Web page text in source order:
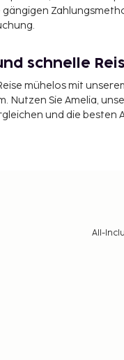
schnelle
mühelos mit
Nutzen Sie Amelia,
und die besten
All-